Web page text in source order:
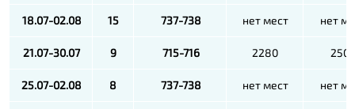
18.07-02.08 15 737-738 нет мест нет
21.07-30.07 9 715-716 2280
25.07-02.08 8 737-738 нет мест нет